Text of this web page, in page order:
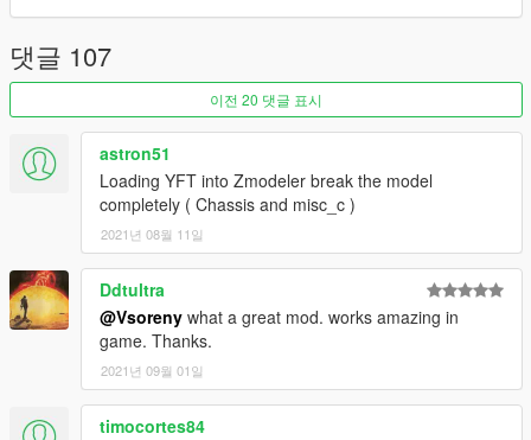
댓글 107
이전 20 댓글 표시
astron51
Loading YFT into Zmodeler break the model
completely ( Chassis and misc_c )
2021년 08월 11일
Ddtultra
@Vsoreny what a great mod. works amazing in
game. Thanks.
2021년 09월 01일
timocortes84